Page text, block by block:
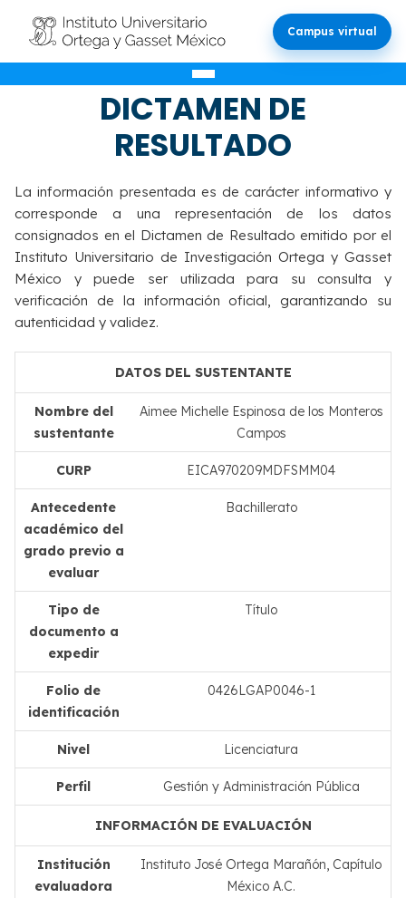
Campus virtual
VALIDACIÓN DEL
DICTAMEN DE
RESULTADO
La información presentada es de carácter informativo y
corresponde a una representación de los datos
consignados en el Dictamen de Resultado emitido por el
Instituto Universitario de Investigación Ortega y Gasset
México y puede ser utilizada para su consulta y
verificación de la información oficial, garantizando su
autenticidad y validez.
DATOS DEL SUSTENTANTE
Nombre del
sustentante
Aimee Michelle Espinosa de los Monteros
Campos
CURP EICA970209MDFSMM04
Antecedente
académico del
grado previo a
evaluar
Bachillerato
Tipo de
documento a
expedir
Título
Folio de
identificación
0426LGAP0046-1
Nivel Licenciatura
Perfil Gestión y Administración Pública
INFORMACIÓN DE EVALUACIÓN
Institución
evaluadora
Instituto José Ortega Marañón, Capítulo
México A.C.